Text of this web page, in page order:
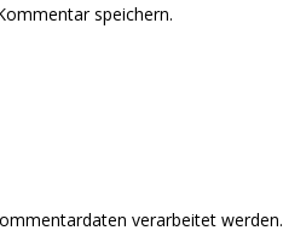
speichern.
verarbeitet werden.